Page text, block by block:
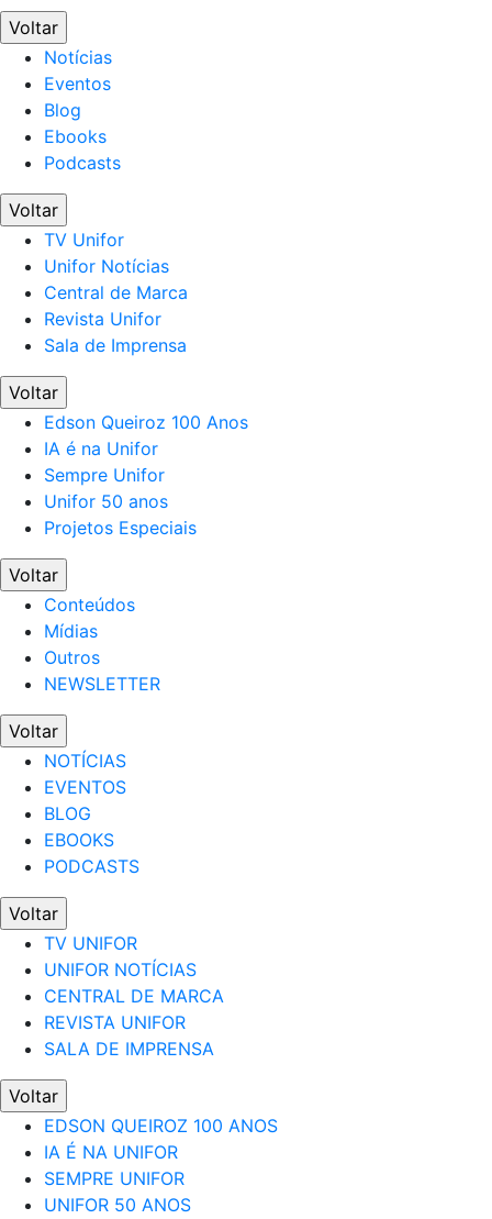
Voltar
Notícias
Eventos
Blog
Ebooks
Podcasts
Voltar
TV Unifor
Unifor Notícias
Central de Marca
Revista Unifor
Sala de Imprensa
Voltar
Edson Queiroz 100 Anos
IA é na Unifor
Sempre Unifor
Unifor 50 anos
Projetos Especiais
Voltar
Conteúdos
Mídias
Outros
NEWSLETTER
Voltar
NOTÍCIAS
EVENTOS
BLOG
EBOOKS
PODCASTS
Voltar
TV UNIFOR
UNIFOR NOTÍCIAS
CENTRAL DE MARCA
REVISTA UNIFOR
SALA DE IMPRENSA
Voltar
EDSON QUEIROZ 100 ANOS
IA É NA UNIFOR
SEMPRE UNIFOR
UNIFOR 50 ANOS